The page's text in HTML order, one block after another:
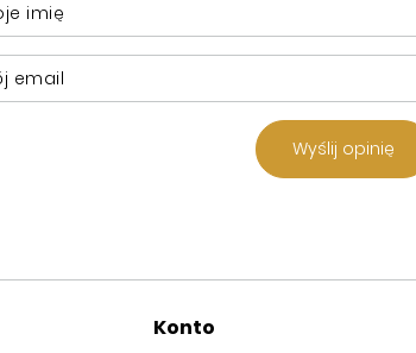
imię
email
Wyślij opinię
Konto